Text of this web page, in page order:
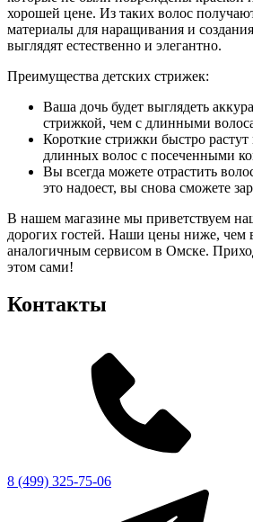
хорошей цене. Из таких волос
материалы для наращивания и
выглядят естественно и элегантно.
Преимущества детских стрижек:
Ваша дочь будет выглядеть
стрижкой, чем с длинными
Короткие стрижки быстро
длинных волос с посеченными
Вы всегда можете отрастить
это надоест, вы снова сможете
В нашем магазине мы приветствуем
дорогих гостей. Наши цены ниже, чем
аналогичным сервисом в Омске.
этом сами!
Контакты
8 (499) 325-75-06